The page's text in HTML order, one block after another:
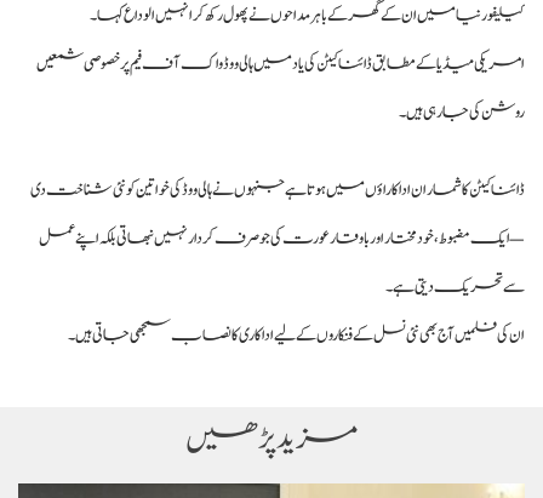
کیلیفورنیا میں ان کے گھر کے باہر مداحوں نے پھول رکھ کر انہیں الوداع کہا۔
امریکی میڈیا کے مطابق ڈائنا کیٹن کی یاد میں ہالی ووڈ واک آف فیم پر خصوصی شمعیں
روشن کی جا رہی ہیں۔
ڈائنا کیٹن کا شمار ان اداکاراؤں میں ہوتا ہے جنہوں نے ہالی ووڈ کی خواتین کو نئی شناخت دی
— ایک مضبوط، خودمختار اور باوقار عورت کی جو صرف کردار نہیں نبھاتی بلکہ اپنے عمل
سے تحریک دیتی ہے۔
ان کی فلمیں آج بھی نئی نسل کے فنکاروں کے لیے اداکاری کا نصاب سمجھی جاتی ہیں۔
مزید پڑھیں